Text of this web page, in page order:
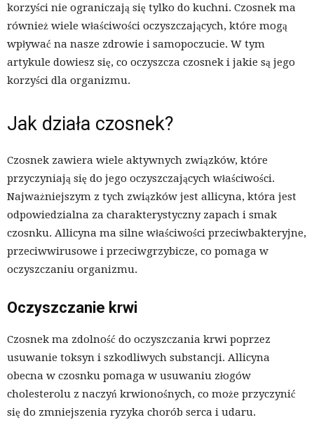
korzyści nie ograniczają się tylko do kuchni. Czosnek ma
również wiele właściwości oczyszczających, które mogą
wpływać na nasze zdrowie i samopoczucie. W tym
artykule dowiesz się, co oczyszcza czosnek i jakie są jego
korzyści dla organizmu.
Jak działa czosnek?
Czosnek zawiera wiele aktywnych związków, które
przyczyniają się do jego oczyszczających właściwości.
Najważniejszym z tych związków jest allicyna, która jest
odpowiedzialna za charakterystyczny zapach i smak
czosnku. Allicyna ma silne właściwości przeciwbakteryjne,
przeciwwirusowe i przeciwgrzybicze, co pomaga w
oczyszczaniu organizmu.
Oczyszczanie krwi
Czosnek ma zdolność do oczyszczania krwi poprzez
usuwanie toksyn i szkodliwych substancji. Allicyna
obecna w czosnku pomaga w usuwaniu złogów
cholesterolu z naczyń krwionośnych, co może przyczynić
się do zmniejszenia ryzyka chorób serca i udaru.